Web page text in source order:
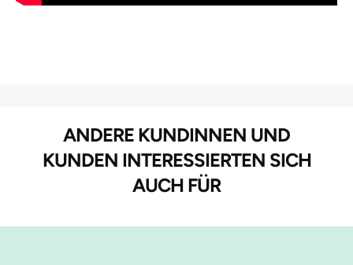
ANDERE KUNDINNEN UND
KUNDEN INTERESSIERTEN SICH
AUCH FÜR